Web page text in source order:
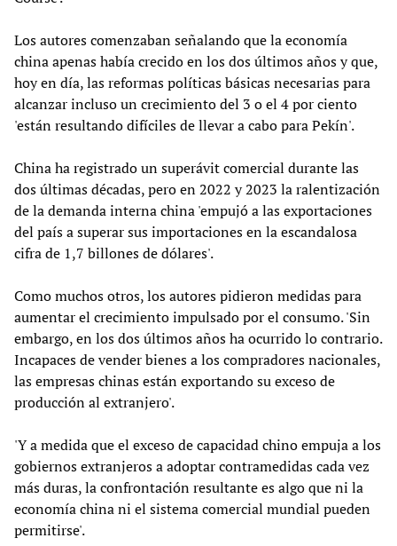
Los autores comenzaban señalando que la economía
china apenas había crecido en los dos últimos años y que,
hoy en día, las reformas políticas básicas necesarias para
alcanzar incluso un crecimiento del 3 o el 4 por ciento
'están resultando difíciles de llevar a cabo para Pekín'.
China ha registrado un superávit comercial durante las
dos últimas décadas, pero en 2022 y 2023 la ralentización
de la demanda interna china 'empujó a las exportaciones
del país a superar sus importaciones en la escandalosa
cifra de 1,7 billones de dólares'.
Como muchos otros, los autores pidieron medidas para
aumentar el crecimiento impulsado por el consumo. 'Sin
embargo, en los dos últimos años ha ocurrido lo contrario.
Incapaces de vender bienes a los compradores nacionales,
las empresas chinas están exportando su exceso de
producción al extranjero'.
'Y a medida que el exceso de capacidad chino empuja a los
gobiernos extranjeros a adoptar contramedidas cada vez
más duras, la confrontación resultante es algo que ni la
economía china ni el sistema comercial mundial pueden
permitirse'.